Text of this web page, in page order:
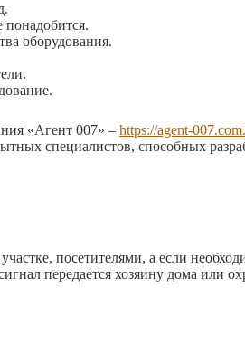
оборудования.
«Агент 007» – https://agent-
специалистов, способных
посетителями, а если
передается хозяину дома или